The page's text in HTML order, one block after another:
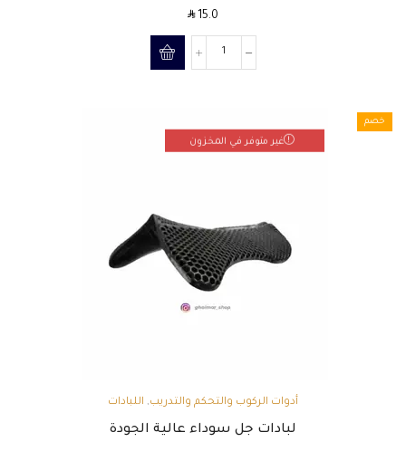
SAR15.0
خصم
غير متوفر في المخزون
أدوات الركوب والتحكم والتدريب, اللبادات
لبادات جل سوداء عالية الجودة